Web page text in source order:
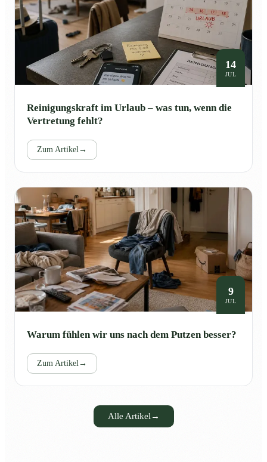
14
JUL
Reinigungskraft im Urlaub – was tun, wenn die
Vertretung fehlt?
Zum Artikel→
9
JUL
Warum fühlen wir uns nach dem Putzen besser?
Zum Artikel→
Alle Artikel→